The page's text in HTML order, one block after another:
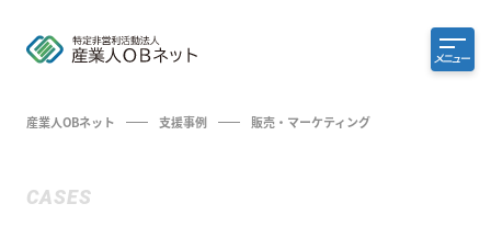
メニュー
産業人OBネット 支援事例 販売・マーケティング
CASES